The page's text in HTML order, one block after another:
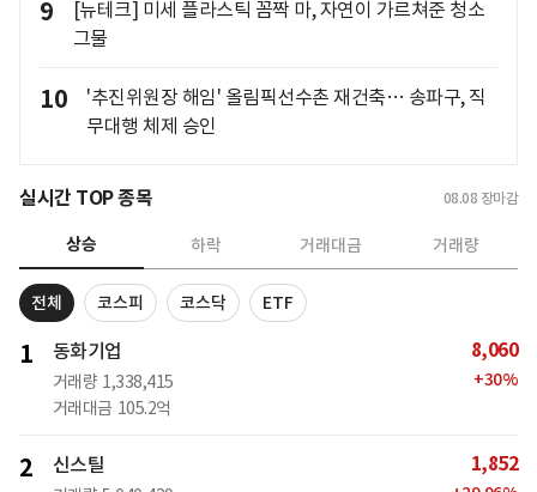
9
[뉴테크] 미세 플라스틱 꼼짝 마, 자연이 가르쳐준 청소
그물
10
'추진위원장 해임' 올림픽선수촌 재건축… 송파구, 직
무대행 체제 승인
실시간 TOP 종목 08.08 장마감
상승 하락 거래대금 거래량
전체 코스피 코스닥 ETF
1 동화기업
거래량 1,338,415
거래대금 105.2억
8,060
+30%
2 신스틸 1,852